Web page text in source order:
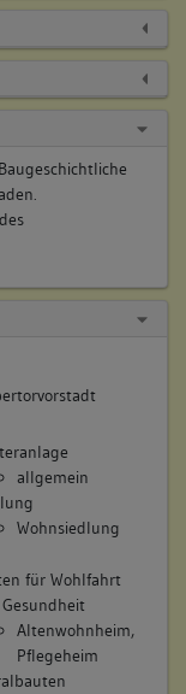
als Kranken- und
den 1920er
Rudolf Lempp.
eröffnet
allgemein
Wohnsiedlung
für Wohlfahrt
Altenwohnheim,
Pflegeheim